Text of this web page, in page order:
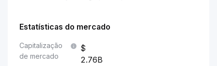
Estatísticas do mercado
Capitalização
de mercado
2.76B